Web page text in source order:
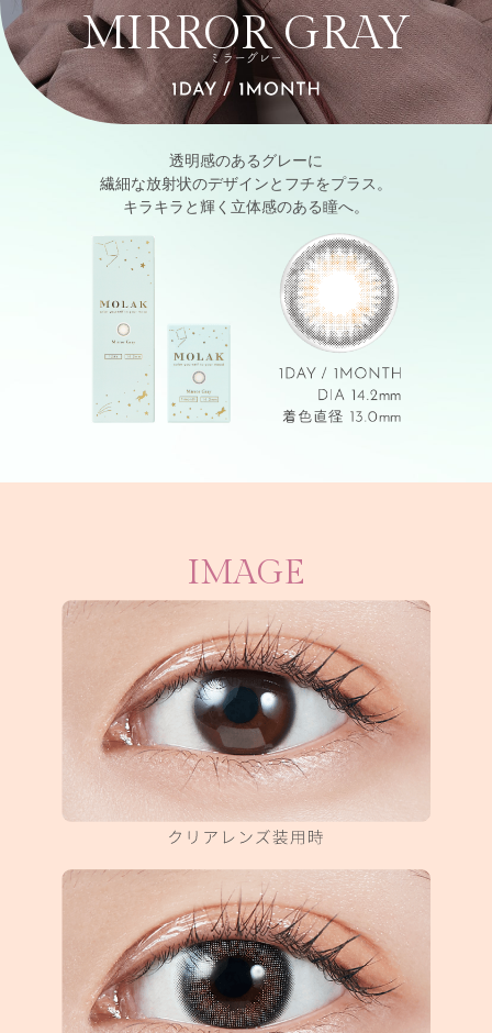
MIRROR GRAY
ミラーグレー
透明感のあるグレーに
繊細な放射状のデザインとフチをプラス。
キラキラと輝く立体感のある瞳へ。
IMAGE